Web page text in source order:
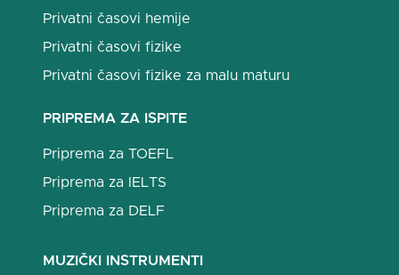
Privatni časovi hemije
Privatni časovi fizike
Privatni časovi fizike za malu maturu
PRIPREMA ZA ISPITE
Priprema za TOEFL
Priprema za IELTS
Priprema za DELF
MUZIČKI INSTRUMENTI